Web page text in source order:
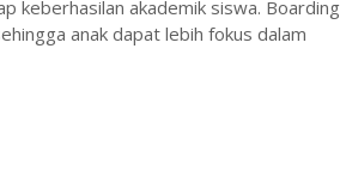
keberhasilan akademik siswa. Boarding
anak dapat lebih fokus dalam